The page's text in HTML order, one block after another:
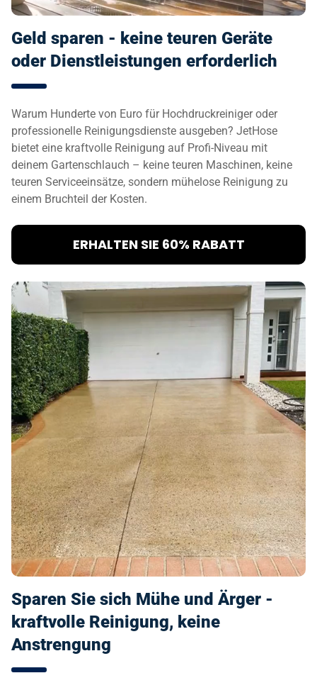
Geld sparen - keine teuren Geräte
oder Dienstleistungen erforderlich
Warum Hunderte von Euro für Hochdruckreiniger oder
professionelle Reinigungsdienste ausgeben? JetHose
bietet eine kraftvolle Reinigung auf Profi-Niveau mit
deinem Gartenschlauch – keine teuren Maschinen, keine
teuren Serviceeinsätze, sondern mühelose Reinigung zu
einem Bruchteil der Kosten.
ERHALTEN SIE 60% RABATT
Sparen Sie sich Mühe und Ärger -
kraftvolle Reinigung, keine
Anstrengung